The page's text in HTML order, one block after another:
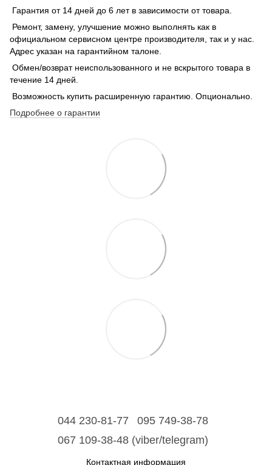
Гарантия от 14 дней до 6 лет в зависимости от товара.
Ремонт, замену, улучшение можно выполнять как в
официальном сервисном центре производителя, так и у нас.
Адрес указан на гарантийном талоне.
Обмен/возврат неиспользованного и не вскрытого товара в
течение 14 дней.
Возможность купить расширенную гарантию. Опционально.
Подробнее о гарантии
044 230-81-77
095 749-38-78
067 109-38-48 (viber/telegram)
Контактная информация